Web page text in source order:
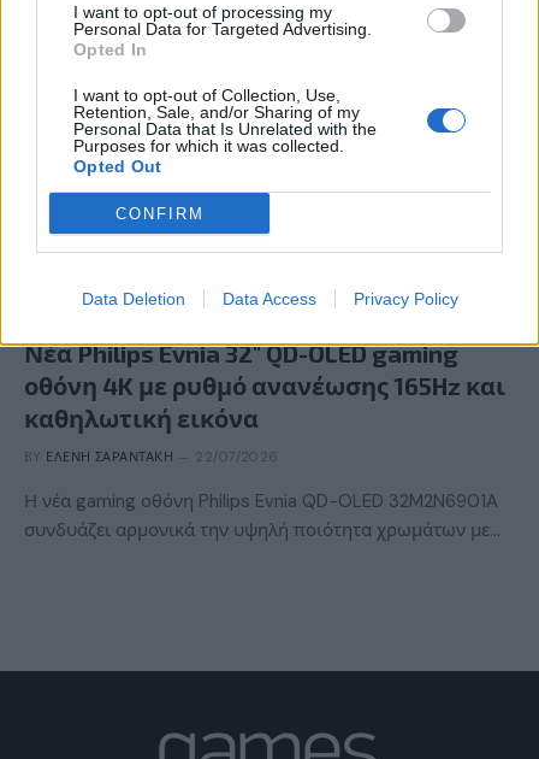
I want to opt-out of processing my
Personal Data for Targeted Advertising.
Opted In
I want to opt-out of Collection, Use,
Retention, Sale, and/or Sharing of my
Personal Data that Is Unrelated with the
Purposes for which it was collected.
Opted Out
CONFIRM
Data Deletion Data Access Privacy Policy
GAMING HARDWARE
Νέα Philips Evnia 32″ QD-OLED gaming
οθόνη 4K με ρυθμό ανανέωσης 165Hz και
καθηλωτική εικόνα
BY ΕΛΈΝΗ ΣΑΡΑΝΤΆΚΗ 22/07/2026
Η νέα gaming οθόνη Philips Evnia QD-OLED 32M2N6901A
συνδυάζει αρμονικά την υψηλή ποιότητα χρωμάτων με…